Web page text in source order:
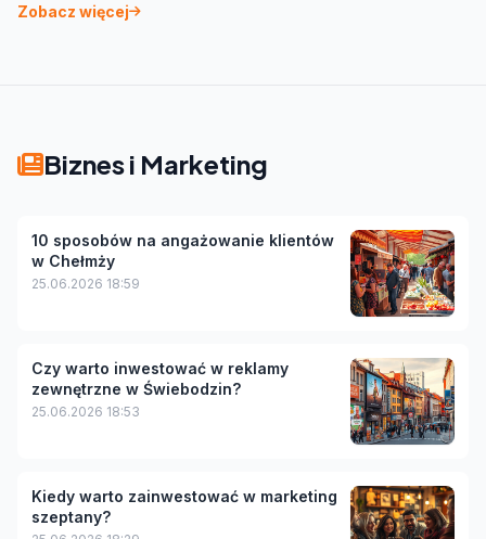
Zobacz więcej
Biznes i Marketing
10 sposobów na angażowanie klientów
w Chełmży
25.06.2026 18:59
Czy warto inwestować w reklamy
zewnętrzne w Świebodzin?
25.06.2026 18:53
Kiedy warto zainwestować w marketing
szeptany?